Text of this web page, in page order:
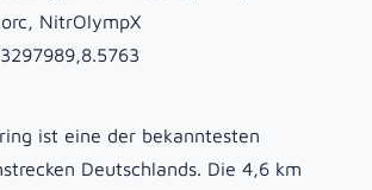
NitrOlympX
ist eine der bekanntesten
Deutschlands. Die 4,6 km